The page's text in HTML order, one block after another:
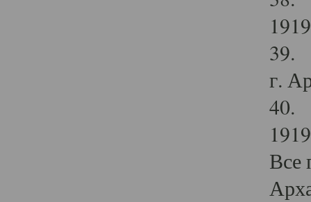
39.
г.
40.
Все